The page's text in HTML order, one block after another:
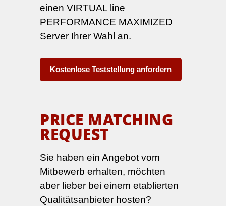
einen VIRTUAL line
PERFORMANCE MAXIMIZED
Server Ihrer Wahl an.
Kostenlose Teststellung anfordern
PRICE MATCHING
REQUEST
Sie haben ein Angebot vom
Mitbewerb erhalten, möchten
aber lieber bei einem etablierten
Qualitätsanbieter hosten?